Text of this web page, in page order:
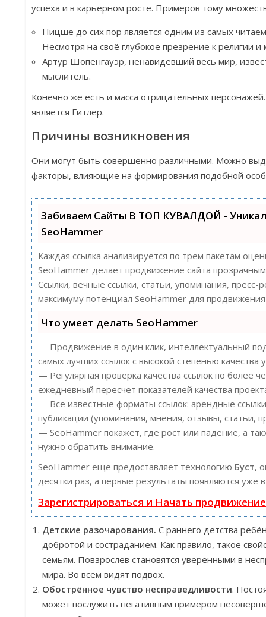
успеха и в карьерном росте. Примеров тому
Ницше до сих пор является одним из самых
Несмотря на своё глубокое презрение к религии и
Артур Шопенгауэр, ненавидевший весь мир,
мыслитель.
Конечно же есть и масса отрицательных
является Гитлер.
Причины возникновения
Они могут быть совершенно различными. Можно
факторы, влияющие на формирования подобной
Забиваем Сайты В ТОП КУВАЛДОЙ -
SeoHammer
Каждая ссылка анализируется по трем пакетам
SeoHammer делает продвижение сайта
Ссылки, вечные ссылки, статьи, упоминания, пресс-
максимуму потенциал SeoHammer для
Что умеет делать SeoHammer
— Продвижение в один клик, интеллектуальный
самых лучших ссылок с высокой степенью качества
— Регулярная проверка качества ссылок по более
ежедневный пересчет показателей качества
— Все известные форматы ссылок: арендные
публикации (упоминания, мнения, отзывы, статьи,
— SeoHammer покажет, где рост или падение, а
нужно обратить внимание.
SeoHammer еще предоставляет технологию Буст,
десятки раз, а первые результаты появляются уже
Зарегистрироваться и Начать продвижение
Детские разочарования. С раннего детства
добротой и состраданием. Как правило, такое
семьям. Повзрослев становятся уверенными в
мира. Во всём видят подвох.
Обострённое чувство несправедливости.
может послужить негативным примером